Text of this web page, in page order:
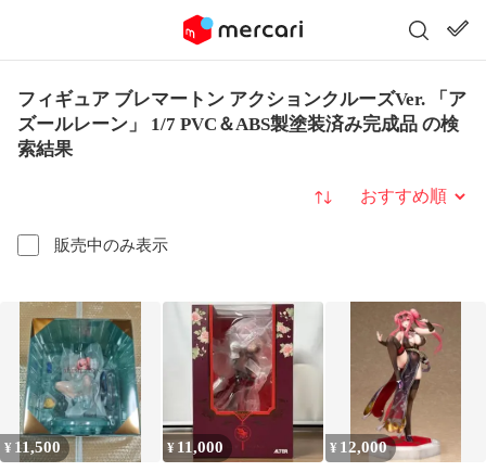
フィギュア ブレマートン アクションクルーズVer. 「ア
ズールレーン」 1/7 PVC＆ABS製塗装済み完成品 の検
索結果
販売中のみ表示
並び替え
¥ 11,500 ¥ 11,000 ¥ 12,000